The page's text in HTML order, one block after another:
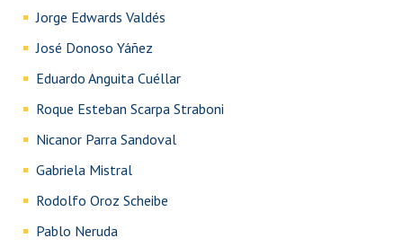
Jorge Edwards Valdés
José Donoso Yáñez
Eduardo Anguita Cuéllar
Roque Esteban Scarpa Straboni
Nicanor Parra Sandoval
Gabriela Mistral
Rodolfo Oroz Scheibe
Pablo Neruda